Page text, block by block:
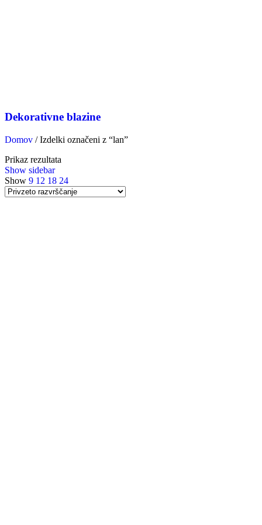
Dekorativne blazine
Domov / Izdelki označeni z “lan”
Prikaz rezultata
Show sidebar
Show 9 12 18 24